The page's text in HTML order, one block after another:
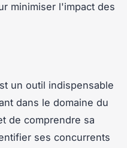
minimiser l'impact des
un outil indispensable
dans le domaine du
de comprendre sa
ses concurrents